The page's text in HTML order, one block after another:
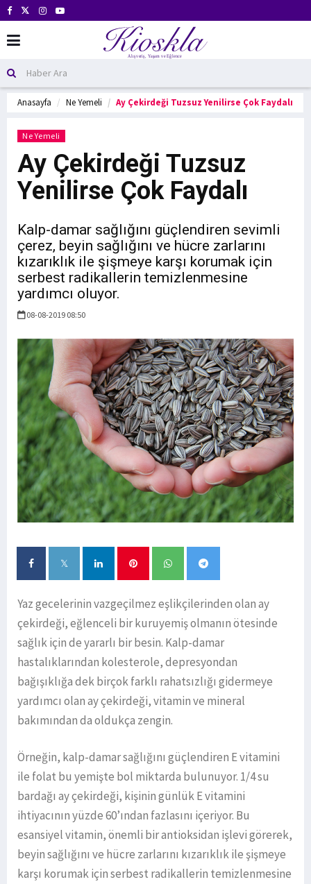
Anasayfa Ne Yemeli Ay Çekirdeği Tuzsuz Yenilirse Çok Faydalı
Ne Yemeli
Ay Çekirdeği Tuzsuz
Yenilirse Çok Faydalı
Kalp-damar sağlığını güçlendiren sevimli
çerez, beyin sağlığını ve hücre zarlarını
kızarıklık ile şişmeye karşı korumak için
serbest radikallerin temizlenmesine
yardımcı oluyor.
08-08-2019 08:50
Yaz gecelerinin vazgeçilmez eşlikçilerinden olan ay
çekirdeği, eğlenceli bir kuruyemiş olmanın ötesinde
sağlık için de yararlı bir besin. Kalp-damar
hastalıklarından kolesterole, depresyondan
bağışıklığa dek birçok farklı rahatsızlığı gidermeye
yardımcı olan ay çekirdeği, vitamin ve mineral
bakımından da oldukça zengin.
Örneğin, kalp-damar sağlığını güçlendiren E vitamini
ile folat bu yemişte bol miktarda bulunuyor. 1/4 su
bardağı ay çekirdeği, kişinin günlük E vitamini
ihtiyacının yüzde 60’ından fazlasını içeriyor. Bu
esansiyel vitamin, önemli bir antioksidan işlevi görerek,
beyin sağlığını ve hücre zarlarını kızarıklık ile şişmeye
karşı korumak için serbest radikallerin temizlenmesine